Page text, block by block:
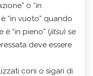
o “in
“in vuoto” quando
è “in pieno” (jitsu) se
deve essere
coni o sigari di